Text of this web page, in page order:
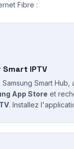
Fibre :
IPTV
Smart Hub,
App Store et
. Installez